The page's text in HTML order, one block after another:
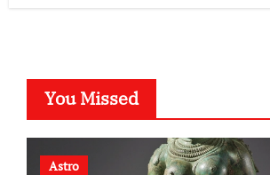
You Missed
Astro